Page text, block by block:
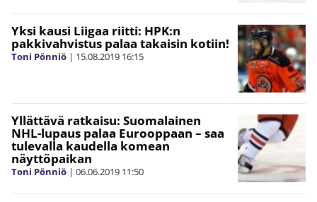
Yksi kausi Liigaa riitti: HPK:n
pakkivahvistus palaa takaisin kotiin!
Toni Pönniö | 15.08.2019 16:15
Yllättävä ratkaisu: Suomalainen
NHL-lupaus palaa Eurooppaan – saa
tulevalla kaudella komean
näyttöpaikan
Toni Pönniö | 06.06.2019 11:50